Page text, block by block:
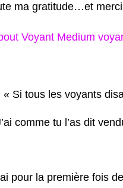
ma gratitude…et
Voyant Medium
« Si tous les voyants
comme tu l’as dit
pour la première fois